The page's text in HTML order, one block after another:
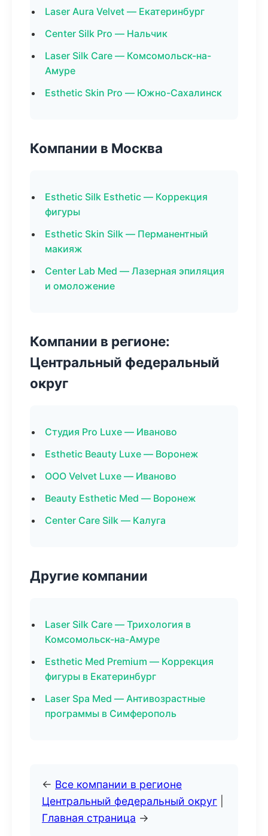
Laser Aura Velvet — Екатеринбург
Center Silk Pro — Нальчик
Laser Silk Care — Комсомольск-на-
Амуре
Esthetic Skin Pro — Южно-Сахалинск
Компании в Москва
Esthetic Silk Esthetic — Коррекция
фигуры
Esthetic Skin Silk — Перманентный
макияж
Center Lab Med — Лазерная эпиляция
и омоложение
Компании в регионе:
Центральный федеральный
округ
Студия Pro Luxe — Иваново
Esthetic Beauty Luxe — Воронеж
ООО Velvet Luxe — Иваново
Beauty Esthetic Med — Воронеж
Center Care Silk — Калуга
Другие компании
Laser Silk Care — Трихология в
Комсомольск-на-Амуре
Esthetic Med Premium — Коррекция
фигуры в Екатеринбург
Laser Spa Med — Антивозрастные
программы в Симферополь
← Все компании в регионе
Центральный федеральный округ
Главная страница →